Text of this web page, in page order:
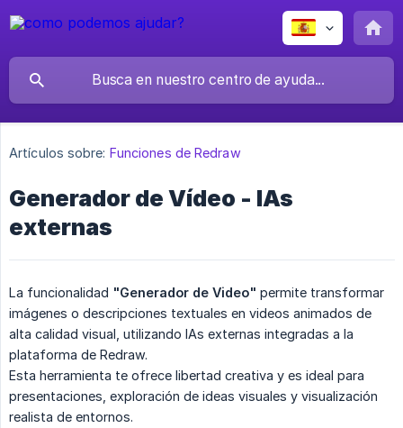
Artículos sobre: Funciones de Redraw
Generador de Vídeo - IAs
externas
La funcionalidad "Generador de Video" permite transformar
imágenes o descripciones textuales en videos animados de
alta calidad visual, utilizando IAs externas integradas a la
plataforma de Redraw.
Esta herramienta te ofrece libertad creativa y es ideal para
presentaciones, exploración de ideas visuales y visualización
realista de entornos.